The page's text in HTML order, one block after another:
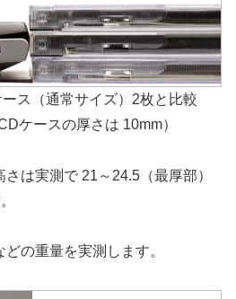
ス（通常サイズ）2枚と比較
ケースの厚さは 10mm）
は実測で 21～24.5（最厚部）
の重量を実測します。